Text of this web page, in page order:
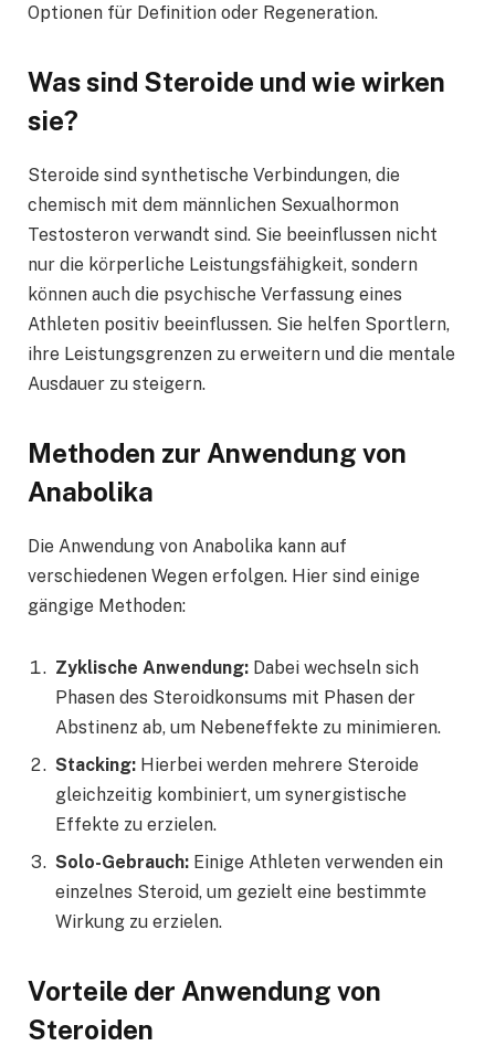
Optionen für Definition oder Regeneration.
Was sind Steroide und wie wirken
sie?
Steroide sind synthetische Verbindungen, die
chemisch mit dem männlichen Sexualhormon
Testosteron verwandt sind. Sie beeinflussen nicht
nur die körperliche Leistungsfähigkeit, sondern
können auch die psychische Verfassung eines
Athleten positiv beeinflussen. Sie helfen Sportlern,
ihre Leistungsgrenzen zu erweitern und die mentale
Ausdauer zu steigern.
Methoden zur Anwendung von
Anabolika
Die Anwendung von Anabolika kann auf
verschiedenen Wegen erfolgen. Hier sind einige
gängige Methoden:
Zyklische Anwendung: Dabei wechseln sich
Phasen des Steroidkonsums mit Phasen der
Abstinenz ab, um Nebeneffekte zu minimieren.
Stacking: Hierbei werden mehrere Steroide
gleichzeitig kombiniert, um synergistische
Effekte zu erzielen.
Solo-Gebrauch: Einige Athleten verwenden ein
einzelnes Steroid, um gezielt eine bestimmte
Wirkung zu erzielen.
Vorteile der Anwendung von
Steroiden